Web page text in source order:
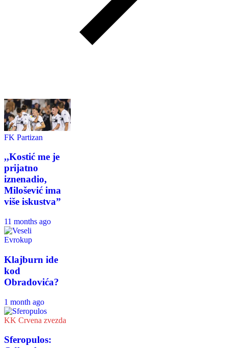
FK Partizan
,,Kostić me je
prijatno
iznenadio,
Milošević ima
više iskustva”
11 months ago
Evrokup
Klajburn ide
kod
Obradovića?
1 month ago
KK Crvena zvezda
Sferopulos: